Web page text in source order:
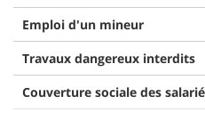
Emploi d'un mineur
Travaux dangereux interdits
Couverture sociale des